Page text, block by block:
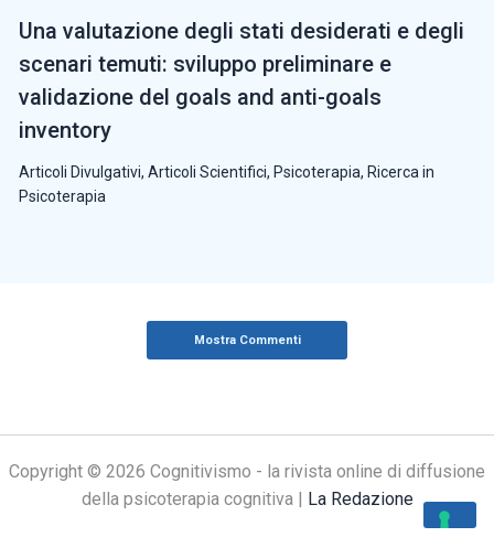
Una valutazione degli stati desiderati e degli
scenari temuti: sviluppo preliminare e
validazione del goals and anti-goals
inventory
Articoli Divulgativi, Articoli Scientifici, Psicoterapia, Ricerca in
Psicoterapia
Mostra Commenti
Copyright © 2026 Cognitivismo - la rivista online di diffusione
della psicoterapia cognitiva | La Redazione